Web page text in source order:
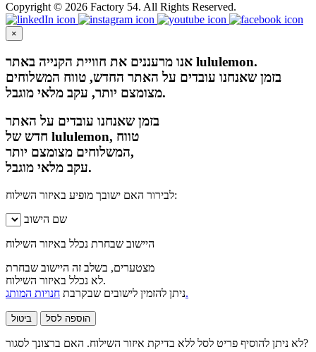
Copyright © 2026 Factory 54. All Rights Reserved.
×
אנו מרעננים את חוויית הקנייה באתר lululemon.
בזמן שאנחנו עובדים על האתר החדש, טווח המשלוחים
מצומצם יותר, עקב מלאי מוגבל.
בזמן שאנחנו עובדים על האתר
חדש של lululemon, טווח
המשלוחים מצומצם יותר,
עקב מלאי מוגבל.
לבירור האם ישובך מופיע באיזור השילוח:
שם הישוב
היישוב שבחרת נכלל באיזור השילוח
מצטערים, בשלב זה היישוב שבחרת
לא נכלל באיזור השילוח.
ניתן להזמין לישובים שבקרבתחנויות המותג.
ביטול הוספה לסל
לא ניתן להוסיף פריט לסל ללא בדיקת איזור השילוח. האם ברצונך לסגור?